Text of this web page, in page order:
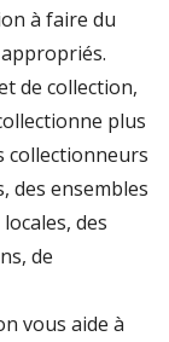
à faire du
de collection,
plus
collectionneurs
des ensembles
des
de
vous aide à